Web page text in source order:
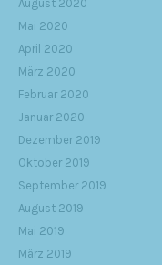
August 2020
Mai 2020
April 2020
März 2020
Februar 2020
Januar 2020
Dezember 2019
Oktober 2019
September 2019
August 2019
Mai 2019
März 2019